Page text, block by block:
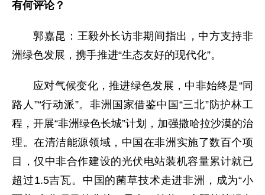
有何评论？
郭嘉昆：王毅外长访非期间指出，中方支持非
洲绿色发展，携手推进“生态友好的现代化”。
应对气候变化，推进绿色发展，中非始终是“同
路人”“行动派”。非洲国家借鉴中国“三北”防护林工
程，开展“非洲绿色长城”计划，加强撒哈拉沙漠的治
理。在清洁能源领域，中国在非洲实施了数百个项
目，仅中非合作建设的光伏电站装机容量累计就已
超过1.5吉瓦。中国的菌草技术走进非洲，成为“小